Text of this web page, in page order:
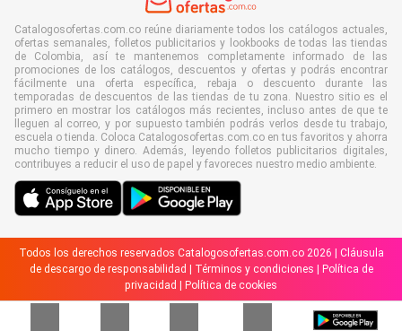
Catalogosofertas.com.co reúne diariamente todos los catálogos actuales,
ofertas semanales, folletos publicitarios y lookbooks de todas las tiendas
de Colombia, así te mantenemos completamente informado de las
promociones de los catálogos, descuentos y ofertas y podrás encontrar
fácilmente una oferta específica, rebaja o descuento durante las
temporadas de descuentos de las tiendas de tu zona. Nuestro sitio es el
primero en mostrar los catálogos más recientes, incluso antes de que te
lleguen al correo, y por supuesto también podrás verlos desde tu trabajo,
escuela o tienda. Coloca Catalogosofertas.com.co en tus favoritos y ahorra
mucho tiempo y dinero. Además, leyendo folletos publicitarios digitales,
contribuyes a reducir el uso de papel y favoreces nuestro medio ambiente.
Todos los derechos reservados Catalogosofertas.com.co 2026 | Cláusula
de descargo de responsabilidad
Términos y condiciones
Política de
privacidad
Política de cookies